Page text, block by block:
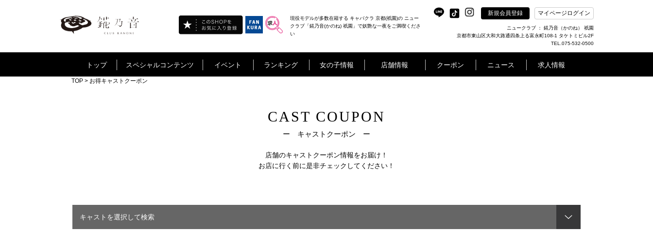
現役モデルが多数在籍する キャバクラ 京都(祇園)の ニュー
クラブ「錵乃音(かのね) 祇園」で妖艶な一夜をご満喫くださ
い
新規会員登録 マイページログイン
ニュークラブ ： 錵乃音（かのね） 祇園
京都市東山区大和大路通四条上る富永町108-1 タケトミビル2F
TEL.075-532-0500
トップ スペシャルコンテンツ イベント ランキング 女の子情報 店舗情報 クーポン ニュース 求人情報
TOP > お得キャストクーポン
CAST COUPON
ー キャストクーポン ー
店舗のキャストクーポン情報をお届け！
お店に行く前に是非チェックしてください！
キャストを選択して検索